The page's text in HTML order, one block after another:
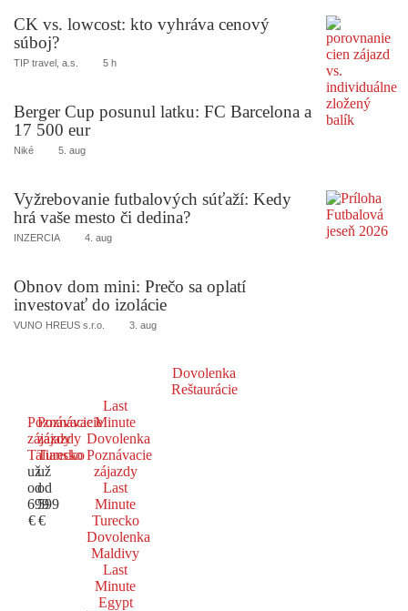
CK vs. lowcost: kto vyhráva cenový
súboj?
TIP travel, a.s. 5 h
Berger Cup posunul latku: FC Barcelona a
17 500 eur
Niké 5. aug
Vyžrebovanie futbalových súťaží: Kedy
hrá vaše mesto či dedina?
INZERCIA 4. aug
Obnov dom mini: Prečo sa oplatí
investovať do izolácie
VUNO HREUS s.r.o. 3. aug
Dovolenka
Reštaurácie
Poznávacie
zájazdy
Taliansko
už
od
699
€
Poznávacie
zájazdy
Turecko
už
od
599
€
Last
Minute
Dovolenka
Poznávacie
zájazdy
Last
Minute
Turecko
Dovolenka
Maldivy
Last
Minute
Egypt